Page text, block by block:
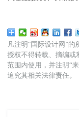
凡注明“国际设计网”
授权不得转载、摘编或
范围内使用，并注明“
追究其相关法律责任。